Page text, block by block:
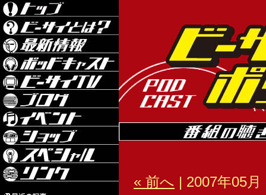
« 前へ | 2007年05